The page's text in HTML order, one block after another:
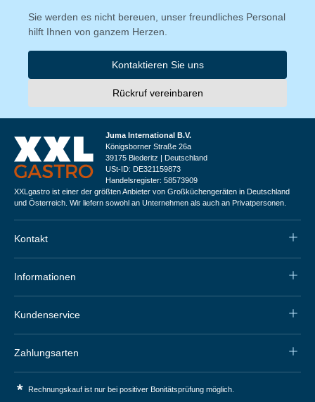
Sie werden es nicht bereuen, unser freundliches Personal
hilft Ihnen von ganzem Herzen.
Kontaktieren Sie uns
Rückruf vereinbaren
Juma International B.V.
Königsborner Straße 26a
39175 Biederitz | Deutschland
USt-ID: DE321159873
Handelsregister: 58573909
XXLgastro ist einer der größten Anbieter von Großküchengeräten in Deutschland
und Österreich. Wir liefern sowohl an Unternehmen als auch an Privatpersonen.
Kontakt
Informationen
Kundenservice
Zahlungsarten
* Rechnungskauf ist nur bei positiver Bonitätsprüfung möglich.